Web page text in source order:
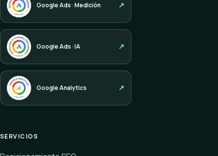
Google Ads · Medición
Google Ads · IA
Google Analytics
SERVICIOS